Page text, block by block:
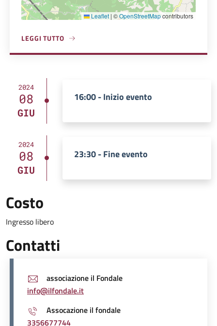
Leaflet | ©OpenStreetMapcontributors
LEGGI TUTTO
A PROPOSITO DI POLISPORTIVA SIECI ASD
2024
08
GIU
16:00 - Inizio evento
2024
08
GIU
23:30 - Fine evento
Costo
Ingresso libero
Contatti
associazione il Fondale
info@ilfondale.it
Assocazione il fondale
3356677744